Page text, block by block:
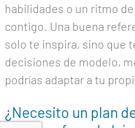
habilidades o un ritmo
contigo. Una buena
solo te inspira, sino que
decisiones de modelo,
podrías adaptar a tu
¿Necesito un plan